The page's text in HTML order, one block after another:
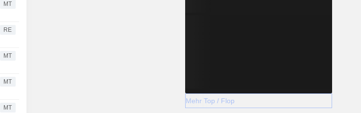
MT
RE
MT
MT
MT
Mehr Top / Flop